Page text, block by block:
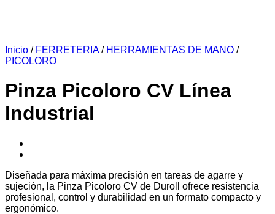
Inicio / FERRETERIA / HERRAMIENTAS DE MANO /
PICOLORO
Pinza Picoloro CV Línea
Industrial
Diseñada para máxima precisión en tareas de agarre y
sujeción, la Pinza Picoloro CV de Duroll ofrece resistencia
profesional, control y durabilidad en un formato compacto y
ergonómico.